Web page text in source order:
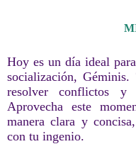
Hoy es un día ideal
socialización,
resolver conflictos y
Aprovecha este
manera clara y
con tu ingenio.